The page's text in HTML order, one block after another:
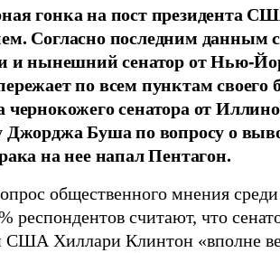
гонка на пост президента
Согласно последним данным
и нынешний сенатор от Нью-
по всем пунктам своего
чернокожего сенатора от
Джорджа Буша по вопросу о
на нее напал Пентагон.
общественного мнения
респондентов считают, что
США Хиллари Клинтон «вполне